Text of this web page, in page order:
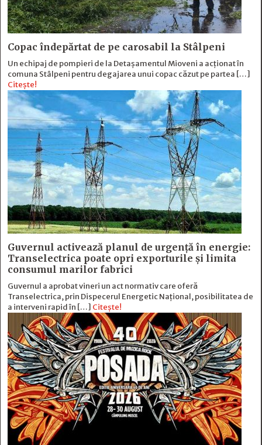
Copac îndepărtat de pe carosabil la Stâlpeni
Un echipaj de pompieri de la Detașamentul Mioveni a acționat în
comuna Stâlpeni pentru degajarea unui copac căzut pe partea […]
Citește!
Guvernul activează planul de urgență în energie:
Transelectrica poate opri exporturile și limita
consumul marilor fabrici
Guvernul a aprobat vineri un act normativ care oferă
Transelectrica, prin Dispecerul Energetic Național, posibilitatea de
a interveni rapid în […] Citește!